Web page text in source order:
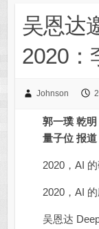
吴恩达
2020：
Johnson
郭一璞 乾
量子位 报道
2020，AI 的
2020，AI 的
吴恩达